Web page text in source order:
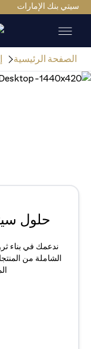
سيتي بنك الإمارات
الصفحة الرئيسية
حلول
ندعمك في بناء
الشاملة من